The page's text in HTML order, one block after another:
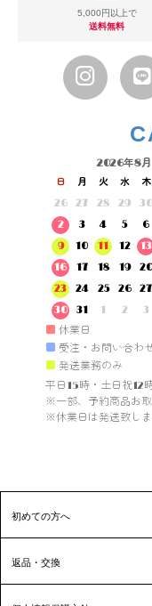
5,000円以上で
送料無料
2026年8月
日 月 火 水 木
26
27 28 29 30
2
3 4 5 6
9
10 11 12 13
16
17 18 19 20
23
24 25 26 27
30
31 1 2 3
■ 休業日
■ 受注・お問い合わ
■ 発送業務のみ
平日15時・土日祝12
※一部、予約商品お取
※休業日は発送致しま
初めての方へ
返品・交換